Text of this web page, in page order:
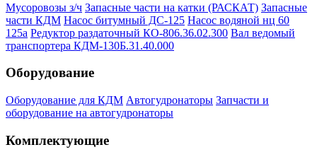
Мусоровозы з/ч Запасные части на катки (РАСКАТ) Запасные
части КДМ Насос битумный ДС-125 Насос водяной нц 60
125а Редуктор раздаточный КО-806.36.02.300 Вал ведомый
транспортера КДМ-130Б.31.40.000
Оборудование
Оборудование для КДМ Автогудронаторы Запчасти и
оборудование на автогудронаторы
Комплектующие